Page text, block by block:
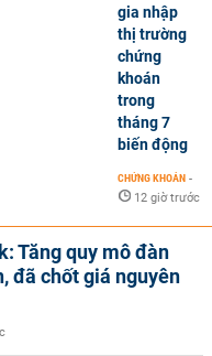
gia nhập
thị trường
chứng
khoán
trong
tháng 7
biến động
CHỨNG KHOÁN -
12 giờ trước
Tăng quy mô đàn
đã chốt giá nguyên